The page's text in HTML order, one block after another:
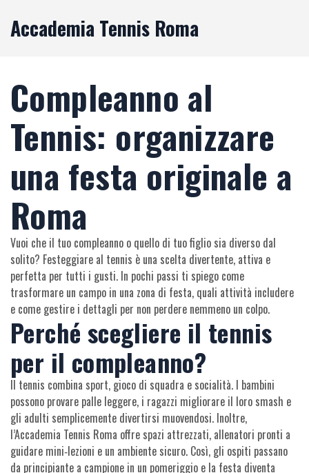
Accademia Tennis Roma
Compleanno al
Tennis: organizzare
una festa originale a
Roma
Vuoi che il tuo compleanno o quello di tuo figlio sia diverso dal
solito? Festeggiare al tennis è una scelta divertente, attiva e
perfetta per tutti i gusti. In pochi passi ti spiego come
trasformare un campo in una zona di festa, quali attività includere
e come gestire i dettagli per non perdere nemmeno un colpo.
Perché scegliere il tennis
per il compleanno?
Il tennis combina sport, gioco di squadra e socialità. I bambini
possono provare palle leggere, i ragazzi migliorare il loro smash e
gli adulti semplicemente divertirsi muovendosi. Inoltre,
l’Accademia Tennis Roma offre spazi attrezzati, allenatori pronti a
guidare mini‑lezioni e un ambiente sicuro. Così, gli ospiti passano
da principiante a campione in un pomeriggio e la festa diventa